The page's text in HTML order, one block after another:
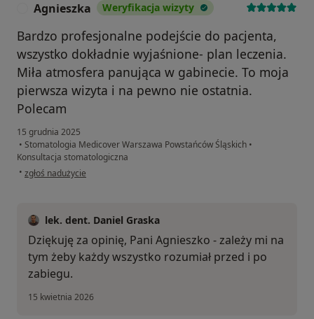
Agnieszka Weryfikacja wizyty
Bardzo profesjonalne podejście do pacjenta,
wszystko dokładnie wyjaśnione- plan leczenia.
Miła atmosfera panująca w gabinecie. To moja
pierwsza wizyta i na pewno nie ostatnia.
Polecam
15 grudnia 2025
• Stomatologia Medicover Warszawa Powstańców Śląskich •
Konsultacja stomatologiczna
• w opinii użytkownika Agnieszka
zgłoś nadużycie
lek. dent. Daniel Graska
Dziękuję za opinię, Pani Agnieszko - zależy mi na
tym żeby każdy wszystko rozumiał przed i po
zabiegu.
15 kwietnia 2026